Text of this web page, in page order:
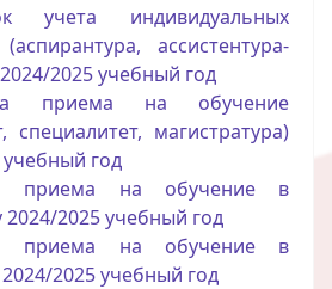
учета индивидуальных
ассистентура-
2025 учебный год
приема на обучение
специалитет, магистратура)
год
приема на обучение в
2024/2025 учебный год
приема на обучение в
2025 учебный год